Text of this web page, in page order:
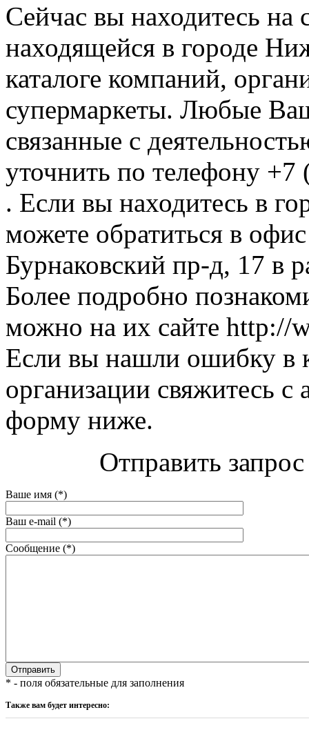
Сейчас вы находитесь на
находящейся в городе
каталоге компаний,
супермаркеты. Любые
связанные с
уточнить по телефону
. Если вы находитесь в
можете обратиться в
Бурнаковский пр-д, 17 в
Более подробно
можно на их сайте http://
Если вы нашли ошибку в
организации свяжитесь
форму ниже.
Отправить
Ваше имя (*)
Ваш e-mail (*)
Сообщение (*)
* - поля обязательные для заполнения
Также вам будет интересно: